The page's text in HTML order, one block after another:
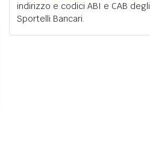
indirizzo e codici ABI e CAB degli
Sportelli Bancari.